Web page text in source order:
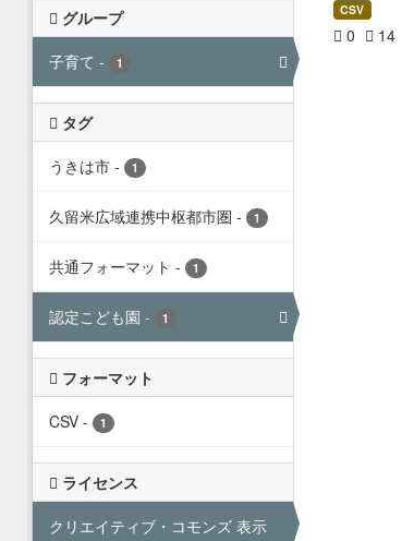
グループ
子育て - 1
タグ
うきは市 - 1
久留米広域連携中枢都市圏 - 1
共通フォーマット - 1
認定こども園 - 1
フォーマット
CSV - 1
ライセンス
クリエイティブ・コモンズ 表示
CSV
0 14